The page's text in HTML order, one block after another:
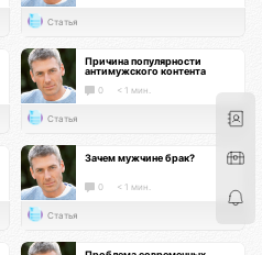
Статья
Причина популярности
антимужского контента
0 < 1 мин.
Статья
Зачем мужчине брак?
0 < 1 мин.
Статья